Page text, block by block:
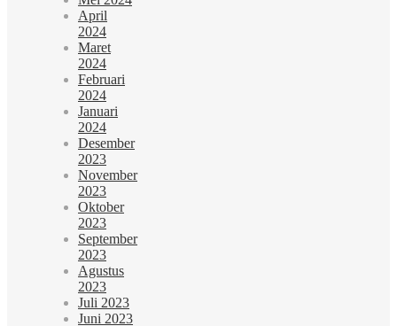
April
2024
Maret
2024
Februari
2024
Januari
2024
Desember
2023
November
2023
Oktober
2023
September
2023
Agustus
2023
Juli 2023
Juni 2023